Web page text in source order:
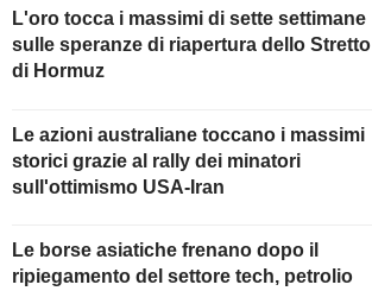
L'oro tocca i massimi di sette settimane
sulle speranze di riapertura dello Stretto
di Hormuz
Le azioni australiane toccano i massimi
storici grazie al rally dei minatori
sull'ottimismo USA-Iran
Le borse asiatiche frenano dopo il
ripiegamento del settore tech, petrolio